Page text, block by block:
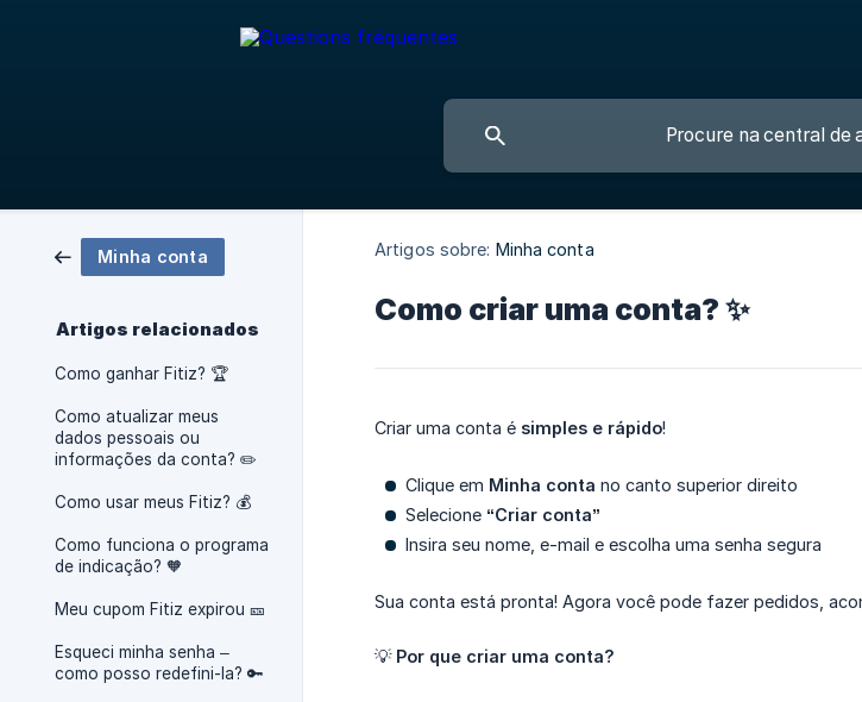
Minha conta
Artigos relacionados
Como ganhar Fitiz? 🏆
Como atualizar meus
dados pessoais ou
informações da conta? ✏️
Como usar meus Fitiz? 💰
Como funciona o programa
de indicação? 🧡
Meu cupom Fitiz expirou 🎫
Esqueci minha senha –
como posso redefini-la? 🔑
Artigos sobre: Minha conta
Como criar uma conta? ✨
Criar uma conta é simples e rápido!
Clique em Minha conta no canto superior direito
Selecione “Criar conta”
Insira seu nome, e-mail e escolha uma senha segura
Sua conta está pronta! Agora você pode fazer pedidos,
💡 Por que criar uma conta?